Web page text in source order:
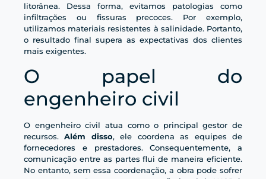
litorânea. Dessa forma, evitamos patologias como
infiltrações ou fissuras precoces. Por exemplo,
utilizamos materiais resistentes à salinidade. Portanto,
o resultado final supera as expectativas dos clientes
mais exigentes.
O papel do
engenheiro civil
O engenheiro civil atua como o principal gestor de
recursos.Além disso, ele coordena as equipes de
fornecedores e prestadores. Consequentemente, a
comunicação entre as partes flui de maneira eficiente.
No entanto, sem essa coordenação, a obra pode sofrer